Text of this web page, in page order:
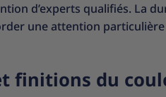
d’experts qualifiés. La
une attention
finitions du